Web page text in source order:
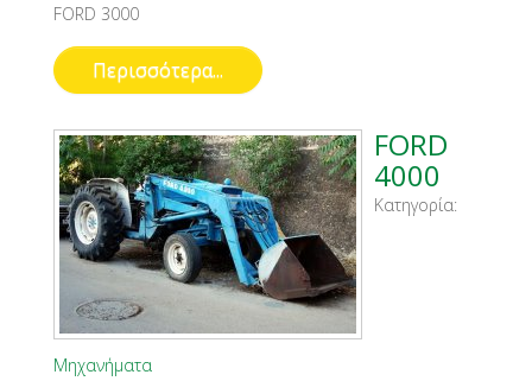
FORD 3000
Περισσότερα...
FORD
4000
Κατηγορία:
Μηχανήματα